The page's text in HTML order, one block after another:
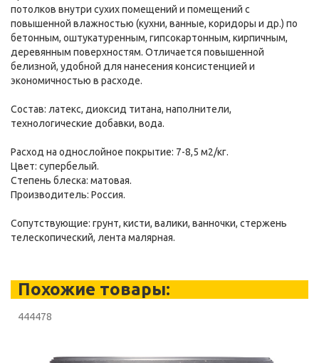
потолков внутри сухих помещений и помещений с
повышенной влажностью (кухни, ванные, коридоры и др.) по
бетонным, оштукатуренным, гипсокартонным, кирпичным,
деревянным поверхностям. Отличается повышенной
белизной, удобной для нанесения консистенцией и
экономичностью в расходе.
Состав: латекс, диоксид титана, наполнители,
технологические добавки, вода.
Расход на однослойное покрытие: 7-8,5 м2/кг.
Цвет: супербелый.
Степень блеска: матовая.
Производитель: Россия.
Сопутствующие: грунт, кисти, валики, ванночки, стержень
телескопический, лента малярная.
Похожие товары:
444478